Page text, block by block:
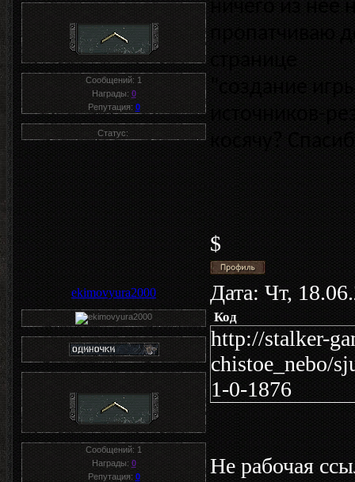
Сообщений: 1
Награды: 0
Репутация: 0
Статус:
$
ekimovyura2000 Дата: Чт,
Сообщений: 1
Награды: 0
Репутация: 0
Код
http://stalker-
chistoe_nebo/
1-0-1876
Не рабочая